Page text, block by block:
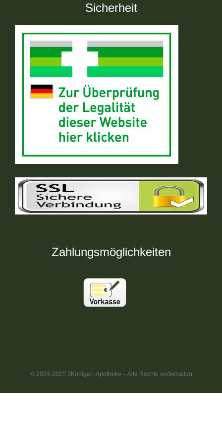
Sicherheit
Zahlungsmöglichkeiten
© 2024-2025 3Königen-Apotheke – Alle Rechte vorbehalten